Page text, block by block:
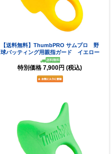
【送料無料】ThumbPRO サムプロ 野
球バッティング用親指ガード イエロー
特別価格 7,900円 (税込)